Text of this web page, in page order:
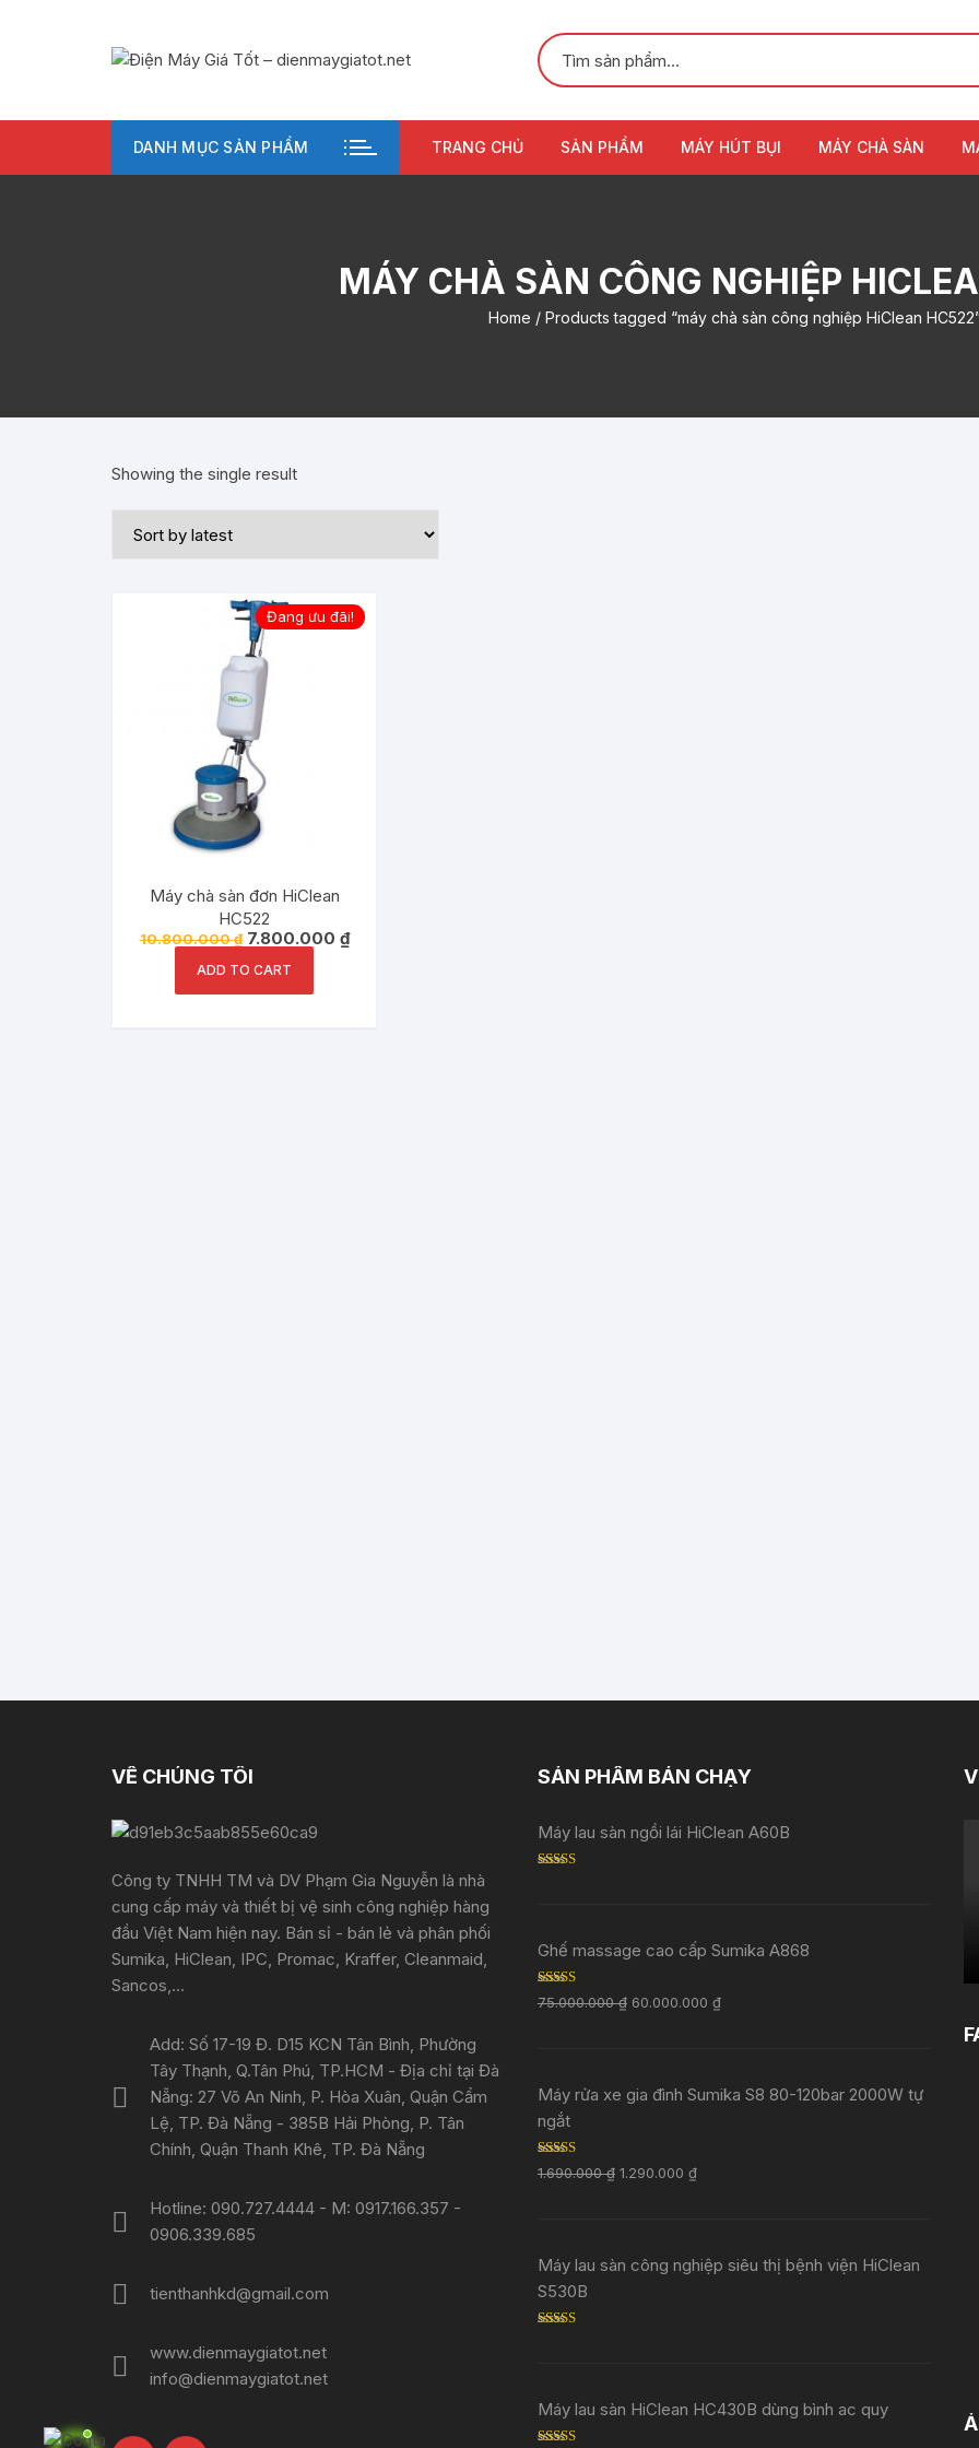
DANH MỤC SẢN PHẨM TRANG CHỦ SẢN PHẨM MÁY HÚT BỤI MÁY CHÀ SÀN
MÁY CHÀ SÀN CÔNG NGHIỆP
Home / Products tagged “máy chà sàn công nghiệp HiClean
Showing the single result
Đang ưu đãi!
Máy chà sàn đơn HiClean
HC522
10.800.000₫ 7.800.000 ₫
ADD TO CART
VỀ CHÚNG TÔI
Công ty TNHH TM và DV Phạm Gia Nguyễn là nhà
cung cấp máy và thiết bị vệ sinh công nghiệp hàng
đầu Việt Nam hiện nay. Bán sỉ - bán lẻ và phân phối
Sumika, HiClean, IPC, Promac, Kraffer, Cleanmaid,
Sancos,...
Add: Số 17-19 Đ. D15 KCN Tân Bình, Phường
Tây Thạnh, Q.Tân Phú, TP.HCM - Địa chỉ tại Đà
Nẵng: 27 Võ An Ninh, P. Hòa Xuân, Quận Cẩm
Lệ, TP. Đà Nẵng - 385B Hải Phòng, P. Tân
Chính, Quận Thanh Khê, TP. Đà Nẵng
Hotline: 090.727.4444 - M: 0917.166.357 -
0906.339.685
tienthanhkd@gmail.com
www.dienmaygiatot.net
info@dienmaygiatot.net
SẢN PHẨM BÁN CHẠY
Máy lau sàn ngồi lái HiClean A60B
Ghế massage cao cấp Sumika A868
Rated5.00
out of 5
75.000.000₫ 60.000.000 ₫
Máy rửa xe gia đình Sumika S8 80-120bar 2000W tự
ngắt
Rated 5.00
out of 5
1.690.000₫ 1.290.000 ₫
Máy lau sàn công nghiệp siêu thị bệnh viện HiClean
S530B
Máy lau sàn HiClean HC430B dùng bình ac quy